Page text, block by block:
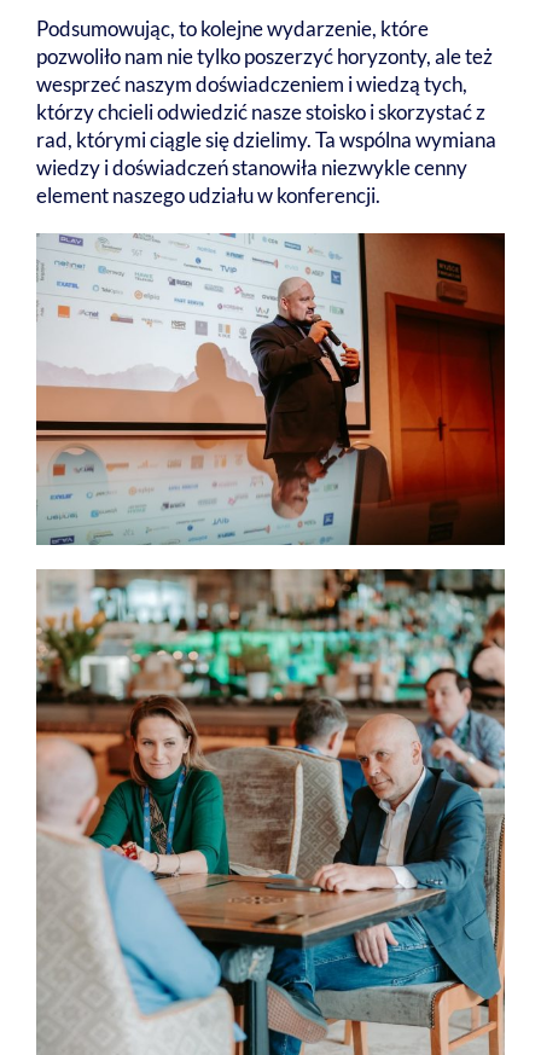
Podsumowując, to kolejne wydarzenie, które
pozwoliło nam nie tylko poszerzyć horyzonty, ale też
wesprzeć naszym doświadczeniem i wiedzą tych,
którzy chcieli odwiedzić nasze stoisko i skorzystać z
rad, którymi ciągle się dzielimy. Ta wspólna wymiana
wiedzy i doświadczeń stanowiła niezwykle cenny
element naszego udziału w konferencji.